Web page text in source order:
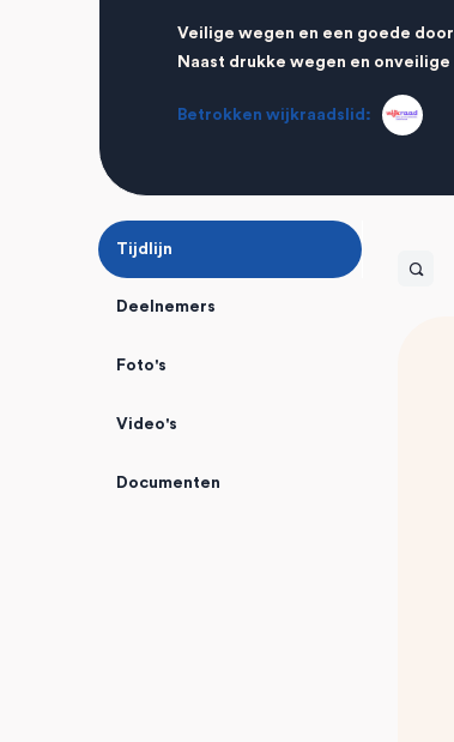
Veilige wegen en een goede
Naast drukke wegen en
Betrokken wijkraadslid:
Tijdlijn
Deelnemers
Foto's
Video's
Documenten
Open